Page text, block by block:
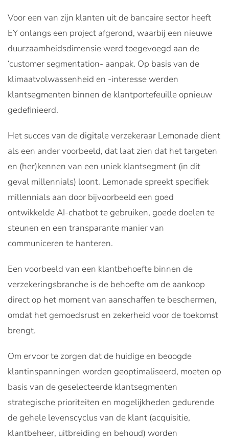
Voor een van zijn klanten uit de bancaire sector heeft
EY onlangs een project afgerond, waarbij een nieuwe
duurzaamheidsdimensie werd toegevoegd aan de
‘customer segmentation- aanpak. Op basis van de
klimaatvolwassenheid en -interesse werden
klantsegmenten binnen de klantportefeuille opnieuw
gedefinieerd.
Het succes van de digitale verzekeraar Lemonade dient
als een ander voorbeeld, dat laat zien dat het targeten
en (her)kennen van een uniek klantsegment (in dit
geval millennials) loont. Lemonade spreekt specifiek
millennials aan door bijvoorbeeld een goed
ontwikkelde AI-chatbot te gebruiken, goede doelen te
steunen en een transparante manier van
communiceren te hanteren.
Een voorbeeld van een klantbehoefte binnen de
verzekeringsbranche is de behoefte om de aankoop
direct op het moment van aanschaffen te beschermen,
omdat het gemoedsrust en zekerheid voor de toekomst
brengt.
Om ervoor te zorgen dat de huidige en beoogde
klantinspanningen worden geoptimaliseerd, moeten op
basis van de geselecteerde klantsegmenten
strategische prioriteiten en mogelijkheden gedurende
de gehele levenscyclus van de klant (acquisitie,
klantbeheer, uitbreiding en behoud) worden